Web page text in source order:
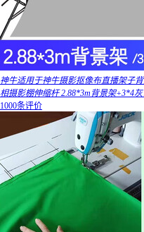
神牛适用于神牛摄影抠像布直播架子
相摄影棚伸缩杆 2.88*3m背景架+3*4
1000条评价